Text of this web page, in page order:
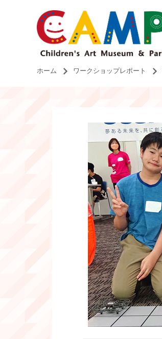
ホーム ワークショップレポート